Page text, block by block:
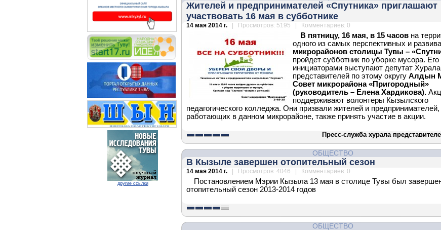
другие ссылки
Жителей и предпринимателей «Спутника» приглашают
участвовать 16 мая в субботнике
14 мая 2014 г. | Просмотров: 5195 | Комментариев: 0
В пятницу, 16 мая, в 15 часов на
одного из самых перспективных и
микрорайонов столицы Тувы –
пройдет субботник по уборке мусора. Его
инициаторами выступают депутат Хурала
представителей по этому округу Алдын
Совет микрорайона «Пригородный»
(руководитель – Елена Хардикова).
поддерживают волонтеры Кызылского
педагогического колледжа. Они призвали жителей и предпринимателей,
работающих в данном микрорайоне, также принять участие в акции.
Пресс-служба хурала
ОБЩЕСТВО
В Кызыле завершен отопительный сезон
14 мая 2014 г. | Просмотров: 4046 | Комментариев: 0
Постановлением Мэрии Кызыла 13 мая в столице Тувы был
отопительный сезон 2013-2014 годов
ОБЩЕСТВО